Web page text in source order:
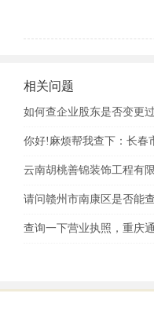
根据《企业
之日起30日
不予受理的
相关问题
如何查企业股东是否变更过
你好!麻烦帮我查下：长春
云南胡桃善锦装饰工程有
请问赣州市南康区是否能
查询一下营业执照，重庆